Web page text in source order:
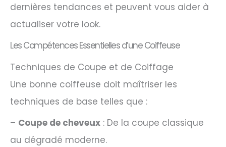
dernières tendances et peuvent vous aider à
actualiser votre look.
Les Compétences Essentielles d’une Coiffeuse
Techniques de Coupe et de Coiffage
Une bonne coiffeuse doit maîtriser les
techniques de base telles que :
– Coupe de cheveux : De la coupe classique
au dégradé moderne.